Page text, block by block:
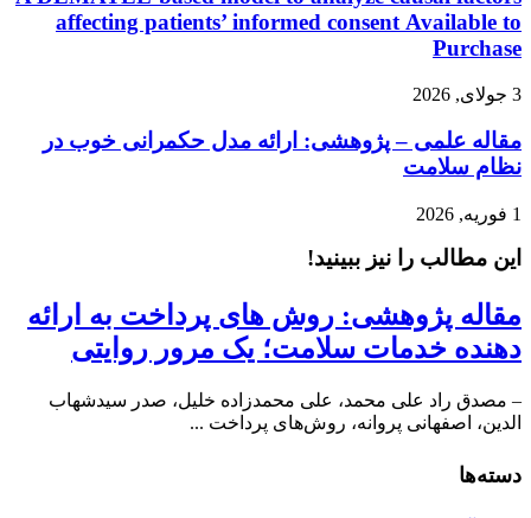
affecting patients’ informed consent Available to
Purchase
3 جولای, 2026
مقاله علمی – پژوهشی: ارائه مدل حکمرانی خوب در
نظام سلامت
1 فوریه, 2026
این مطالب را نیز ببینید!
مقاله پژوهشی: روش های‌ پرداخت‌ به‌ ارائه‌
دهنده‌ خدمات‌ سلامت؛ یک مرور روایتی
– مصدق راد علی محمد، علی محمدزاده خلیل، صدر سیدشهاب
الدین، اصفهانی پروانه، روش‌های پرداخت ...
دسته‌ها